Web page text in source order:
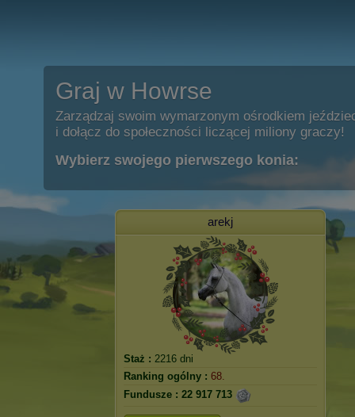
Graj w Howrse
Zarządzaj swoim wymarzonym ośrodkiem
i dołącz do społeczności liczącej miliony graczy!
Wybierz swojego pierwszego konia:
arekj
Staż : 2216 dni
Ranking ogólny : 68.
Fundusze : 22 917 713